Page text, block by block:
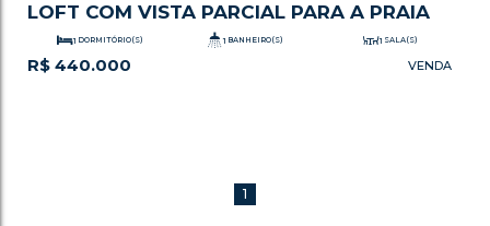
LOFT COM VISTA PARCIAL PARA A PRAIA
R$ 440.000
1 DORMITÓRIO(S) 1 BANHEIRO(S) 1 SALA(S)
TOTAL:
46.00m²
1